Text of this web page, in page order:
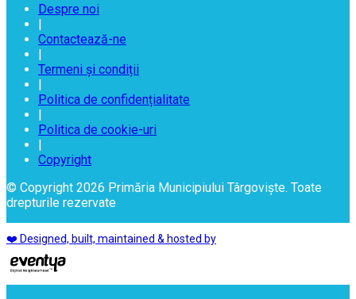
Despre noi
|
Contactează-ne
|
Termeni și condiții
|
Politica de confidențialitate
|
Politica de cookie-uri
|
Copyright
© Copyright 2026 Primăria Municipiului Târgoviște. Toate
drepturile rezervate
❤️ Designed, built, maintained & hosted by